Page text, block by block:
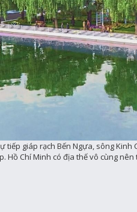
tiếp giáp rạch Bến Ngựa, sông
Hồ Chí Minh có địa thế vô cùng